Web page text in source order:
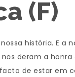
(F)
história. E
deram a
de estar em